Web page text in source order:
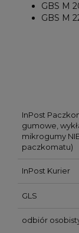
GBS M
GBS M
InPost
gumowe,
mikrogumy
paczkomatu)
InPost Kurier
GLS
odbiór